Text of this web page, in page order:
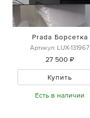
Prada Борсетка
Артикул: LUX-131967
27 500 ₽
Купить
Есть в наличии